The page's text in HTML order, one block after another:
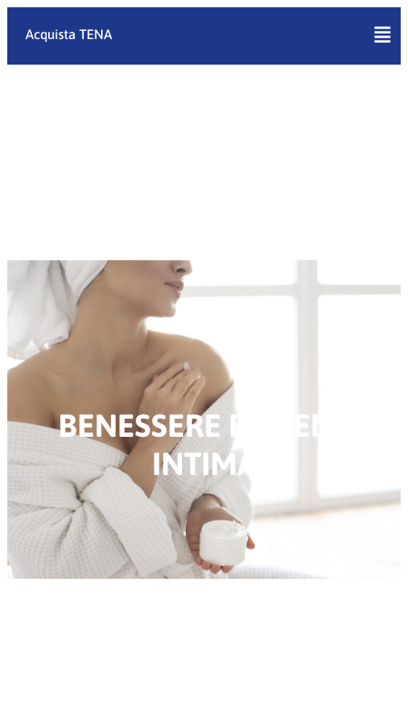
Vai
contenuto
Acquista TENA
BENESSERE E IGIENE
INTIMA